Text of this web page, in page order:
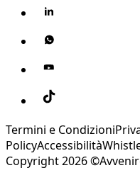
Termini e Condizioni
PolicyAccessibilità
Copyright 2026